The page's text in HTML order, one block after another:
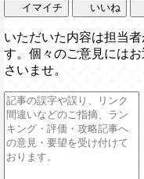
イマイチ いいね
いただいた内容は担当
す。個々のご意見には
さいませ。